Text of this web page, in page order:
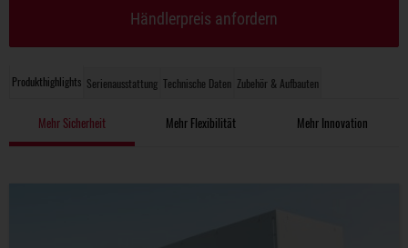
Produkthighlights Serienausstattung Technische Daten Zubehör & Aufbauten
Mehr Sicherheit Mehr Flexibilität Mehr Innovation
Händlerpreis anfordern